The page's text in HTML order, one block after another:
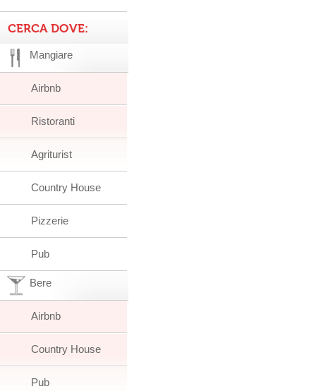
CERCA DOVE:
Mangiare
Airbnb
Ristoranti
Agriturist
Country House
Pizzerie
Pub
Bere
Airbnb
Country House
Pub